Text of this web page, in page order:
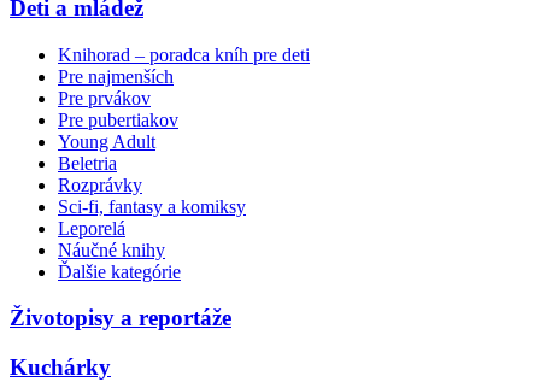
Deti a mládež
Knihorad – poradca kníh pre deti
Pre najmenších
Pre prvákov
Pre pubertiakov
Young Adult
Beletria
Rozprávky
Sci-fi, fantasy a komiksy
Leporelá
Náučné knihy
Ďalšie kategórie
Životopisy a reportáže
Kuchárky